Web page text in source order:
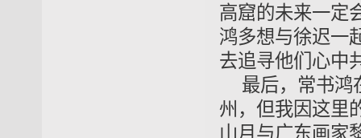
高窟的未来一定
鸿多想与徐迟一
去追寻他们心中
最后，常书鸿
州，但我因这里
山月与广东画家